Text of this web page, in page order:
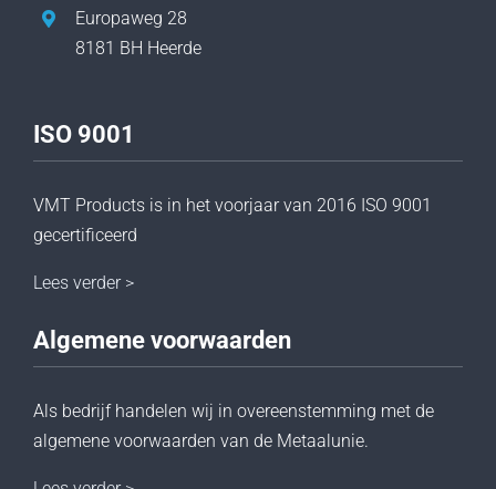
Europaweg 28
8181 BH Heerde
ISO 9001
VMT Products is in het voorjaar van 2016 ISO 9001
gecertificeerd
Lees verder >
Algemene voorwaarden
Als bedrijf handelen wij in overeenstemming met de
algemene voorwaarden van de Metaalunie.